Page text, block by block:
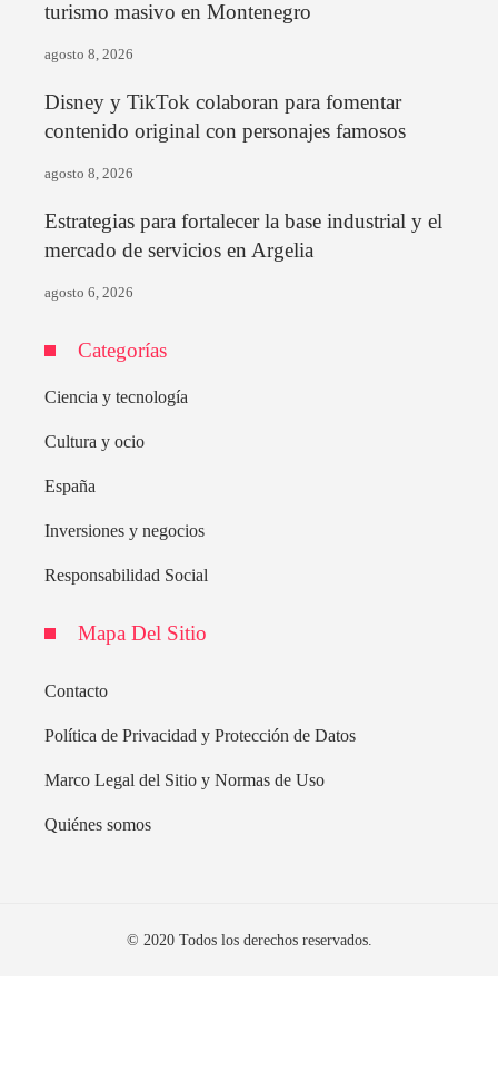
turismo masivo en Montenegro
agosto 8, 2026
Disney y TikTok colaboran para fomentar
contenido original con personajes famosos
agosto 8, 2026
Estrategias para fortalecer la base industrial y el
mercado de servicios en Argelia
agosto 6, 2026
Categorías
Ciencia y tecnología
Cultura y ocio
España
Inversiones y negocios
Responsabilidad Social
Mapa Del Sitio
Contacto
Política de Privacidad y Protección de Datos
Marco Legal del Sitio y Normas de Uso
Quiénes somos
© 2020 Todos los derechos reservados.